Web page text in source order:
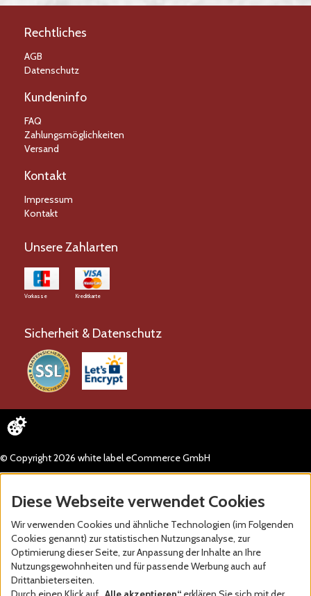
Rechtliches
AGB
Datenschutz
Kundeninfo
FAQ
Zahlungsmöglichkeiten
Versand
Kontakt
Impressum
Kontakt
Unsere Zahlarten
Vorkasse Kreditkarte
Sicherheit & Datenschutz
© Copyright 2026 white label eCommerce GmbH
Diese Webseite verwendet Cookies
Wir verwenden Cookies und ähnliche Technologien (im Folgenden
Cookies genannt) zur statistischen Nutzungsanalyse, zur
Optimierung dieser Seite, zur Anpassung der Inhalte an Ihre
Nutzungsgewohnheiten und für passende Werbung auch auf
Drittanbieterseiten.